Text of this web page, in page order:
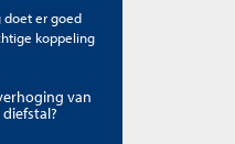
doet er goed
koppeling
van